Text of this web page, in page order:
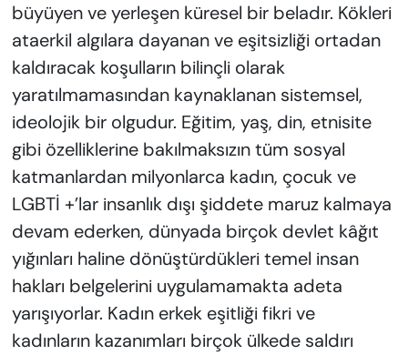
büyüyen ve yerleşen küresel bir beladır. Kökleri
ataerkil algılara dayanan ve eşitsizliği ortadan
kaldıracak koşulların bilinçli olarak
yaratılmamasından kaynaklanan sistemsel,
ideolojik bir olgudur. Eğitim, yaş, din, etnisite
gibi özelliklerine bakılmaksızın tüm sosyal
katmanlardan milyonlarca kadın, çocuk ve
LGBTİ +’lar insanlık dışı şiddete maruz kalmaya
devam ederken, dünyada birçok devlet kâğıt
yığınları haline dönüştürdükleri temel insan
hakları belgelerini uygulamamakta adeta
yarışıyorlar. Kadın erkek eşitliği fikri ve
kadınların kazanımları birçok ülkede saldırı